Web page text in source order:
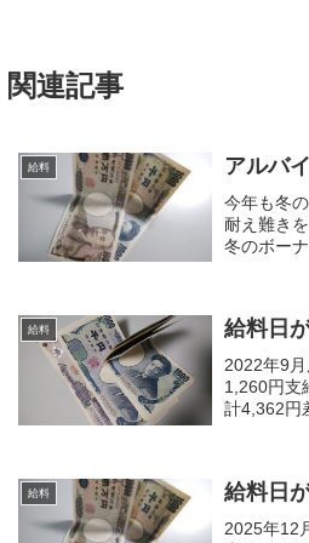
関連記事
給料 アルバ
今年も冬
耐え難き
冬のボー
給料 給料日
2022年9
1,260円支
計4,362円
給料 給料日
2025年12